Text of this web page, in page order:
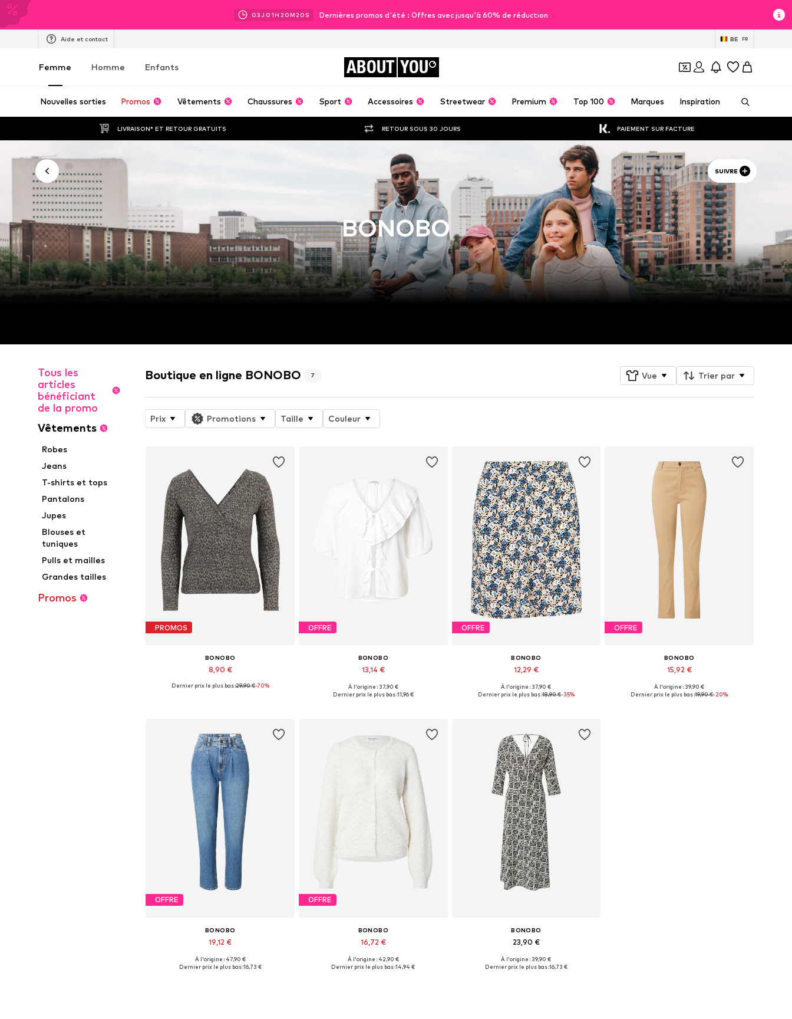
03J 01H 20M 19 S Dernières promos d'été : Offres avec jusqu'à 60% de réduction
Aide et contact BE FR
Femme Homme Enfants ABOUT YOU
Nouvelles sorties Promos Vêtements Chaussures Sport Accessoires Streetwear Premium Top 100 Marques Inspiration
LIVRAISON* ET RETOUR GRATUITS RETOUR SOUS 30 JOURS PAIEMENT SUR FACTURE
SUIVRE
BONOBO
Tous les
articles
bénéficiant
de la promo
Vêtements
Robes
Jeans
T-shirts et tops
Pantalons
Jupes
Blouses et
tuniques
Pulls et mailles
Grandes tailles
Promos
Boutique en ligne BONOBO 7 Vue Trier par
Prix Promotions Taille Couleur
PROMOS
BONOBO
8,90 €
Tailles disponibles: XS, S, L
Dernier prix le plus bas :29,90 €-70%
OFFRE
BONOBO
13,14 €
Tailles disponibles: M, L
À l'origine : 37,90 €
Dernier prix le plus bas :11,96 €
OFFRE
BONOBO
12,29 €
Tailles disponibles: 34
À l'origine : 37,90 €
Dernier prix le plus bas :18,90 €-35%
OFFRE
BONOBO
15,92 €
Tailles disponibles: 38
À l'origine : 39,90 €
Dernier prix le plus bas :19,90 €-20%
OFFRE
BONOBO
19,12 €
Tailles disponibles: 25-26
À l'origine : 47,90 €
Dernier prix le plus bas :16,73 €
OFFRE
BONOBO
16,72 €
Tailles disponibles: XL
À l'origine : 42,90 €
Dernier prix le plus bas :14,94 €
BONOBO
23,90 €
Tailles disponibles: 36
À l'origine : 39,90 €
Dernier prix le plus bas :16,73 €